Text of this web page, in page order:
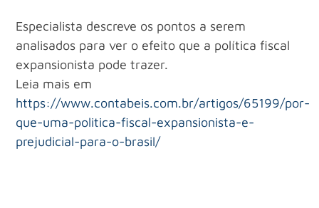
Especialista descreve os pontos a serem
analisados para ver o efeito que a política fiscal
expansionista pode trazer.
Leia mais em
https://www.contabeis.com.br/artigos/65199/por-
que-uma-politica-fiscal-expansionista-e-
prejudicial-para-o-brasil/